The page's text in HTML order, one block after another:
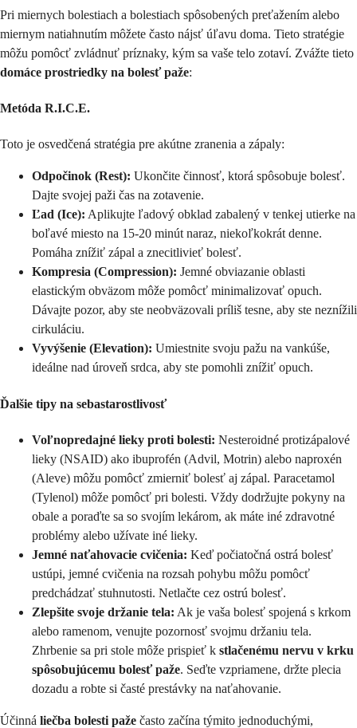
Pri miernych bolestiach a bolestiach spôsobených preťažením alebo
miernym natiahnutím môžete často nájsť úľavu doma. Tieto stratégie
môžu pomôcť zvládnuť príznaky, kým sa vaše telo zotaví. Zvážte tieto
domáce prostriedky na bolesť paže:
Metóda R.I.C.E.
Toto je osvedčená stratégia pre akútne zranenia a zápaly:
Odpočinok (Rest): Ukončite činnosť, ktorá spôsobuje bolesť.
Dajte svojej paži čas na zotavenie.
Ľad (Ice): Aplikujte ľadový obklad zabalený v tenkej utierke na
boľavé miesto na 15-20 minút naraz, niekoľkokrát denne.
Pomáha znížiť zápal a znecitlivieť bolesť.
Kompresia (Compression): Jemné obviazanie oblasti
elastickým obväzom môže pomôcť minimalizovať opuch.
Dávajte pozor, aby ste neobväzovali príliš tesne, aby ste neznížili
cirkuláciu.
Vyvýšenie (Elevation): Umiestnite svoju pažu na vankúše,
ideálne nad úroveň srdca, aby ste pomohli znížiť opuch.
Ďalšie tipy na sebastarostlivosť
Voľnopredajné lieky proti bolesti: Nesteroidné protizápalové
lieky (NSAID) ako ibuprofén (Advil, Motrin) alebo naproxén
(Aleve) môžu pomôcť zmierniť bolesť aj zápal. Paracetamol
(Tylenol) môže pomôcť pri bolesti. Vždy dodržujte pokyny na
obale a poraďte sa so svojím lekárom, ak máte iné zdravotné
problémy alebo užívate iné lieky.
Jemné naťahovacie cvičenia: Keď počiatočná ostrá bolesť
ustúpi, jemné cvičenia na rozsah pohybu môžu pomôcť
predchádzať stuhnutosti. Netlačte cez ostrú bolesť.
Zlepšite svoje držanie tela: Ak je vaša bolesť spojená s krkom
alebo ramenom, venujte pozornosť svojmu držaniu tela.
Zhrbenie sa pri stole môže prispieť k stlačenému nervu v krku
spôsobujúcemu bolesť paže. Seďte vzpriamene, držte plecia
dozadu a robte si časté prestávky na naťahovanie.
Účinná liečba bolesti paže často začína týmito jednoduchými,